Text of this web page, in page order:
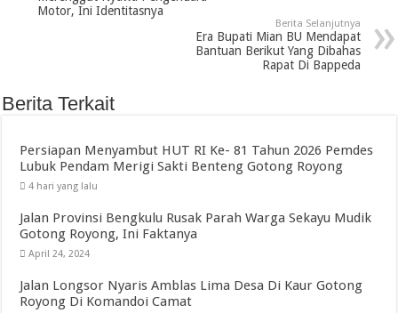
Motor, Ini Identitasnya
Berita Selanjutnya
Era Bupati Mian BU Mendapat
Bantuan Berikut Yang Dibahas
Rapat Di Bappeda
Berita Terkait
Persiapan Menyambut HUT RI Ke- 81 Tahun 2026 Pemdes
Lubuk Pendam Merigi Sakti Benteng Gotong Royong
4 hari yang lalu
Jalan Provinsi Bengkulu Rusak Parah Warga Sekayu Mudik
Gotong Royong, Ini Faktanya
April 24, 2024
Jalan Longsor Nyaris Amblas Lima Desa Di Kaur Gotong
Royong Di Komandoi Camat